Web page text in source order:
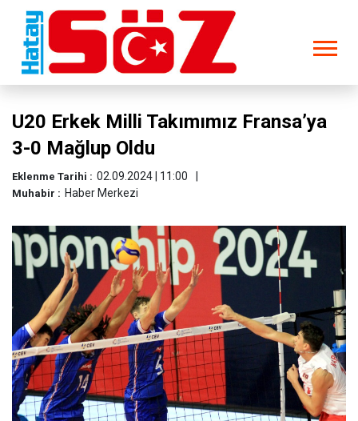
U20 Erkek Milli Takımımız Fransa’ya
3-0 Mağlup Oldu
Eklenme Tarihi : 02.09.2024 | 11:00
Muhabir : Haber Merkezi